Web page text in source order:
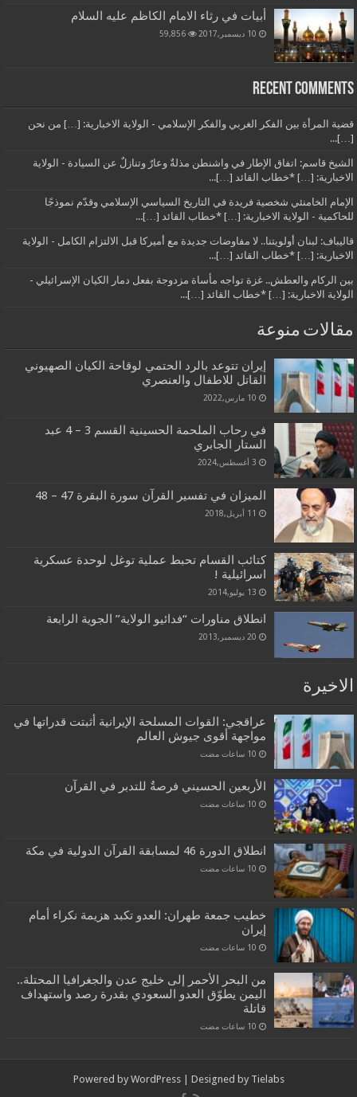
أبيات في رثاء الامام الكاظم عليه السلام
10 ديسمبر,2017 59,856
Recent Comments
قضية المرأة بين الفكر الغربي والفكر الإسلامي - الولاية الاخبارية: […] من نحن
[…]...
الشيخ قاسم: اتفاق الإطار في واشنطن مذلةٌ وعارٌ وتنازلٌ عن السيادة - الولاية
الاخبارية: […] *خطاب القائد […]...
الإمام الخامنئي شخصية فريدة في التاريخ السياسي الإسلامي وقدّم نموذجًا
للحاكمية - الولاية الاخبارية: […] *خطاب القائد […]...
قاليباف: لبنان أولويتنا.. لا مفاوضات جديدة مع أميركا قبل الالتزام الكامل - الولاية
الاخبارية: […] *خطاب القائد […]...
بين الركام والعطش.. غزة تواجه مأساة مزدوجة بفعل دمار الكيان الإسرائيلي -
الولاية الاخبارية: […] *خطاب القائد […]...
مقالات منوعة
إيران تتوعد بالرد الحتمي لوقاحة الكيان الصهيوني
القاتل للاطفال والعنصري
10 مارس,2022
في رحاب الملحمة الحسينية القسم 3 – 4 عبد
الستار الجابري
3 أغسطس,2024
الميزان في تفسير القرآن سورة البقرة 47 – 48
11 أبريل,2018
كتائب القسام تحبط عملية توغل لوحدة عسكرية
اسرائيلية !
13 يوليو,2014
انطلاق مناورات “فدائيو الولاية” الجوية الرابعة
20 ديسمبر,2013
الاخيرة
عراقجي: القوات المسلحة الإيرانية أثبتت قدراتها في
مواجهة أقوى جيوش العالم
الأربعين الحسيني فرصةٌ للتدبر في القرآن
انطلاق الدورة 46 لمسابقة القرآن الدولية في مكة
خطيب جمعة طهران: العدو تكبد هزيمة نكراء أمام
إيران
من البحر الأحمر إلى خليج عدن والجغرافيا المحتلة..
اليمن يطوّق العدو السعودي بقدرة رصد واستهداف
قاتلة
Powered by WordPress| Designed by Tielabs